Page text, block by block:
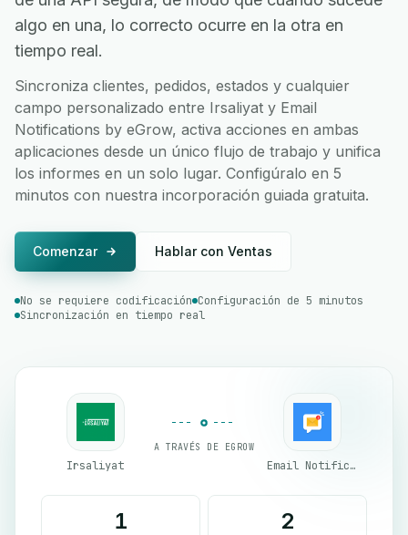
algo en una, lo correcto ocurre en la otra en
tiempo real.
Sincroniza clientes, pedidos, estados y cualquier
campo personalizado entre Irsaliyat y Email
Notifications by eGrow, activa acciones en ambas
aplicaciones desde un único flujo de trabajo y unifica
los informes en un solo lugar. Configúralo en 5
minutos con nuestra incorporación guiada gratuita.
Comenzar Hablar con Ventas
No se requiere codificación Configuración de 5 minutos
Sincronización en tiempo real
Irsaliyat
A TRAVÉS DE EGROW
Email Notifications by eGrow
1 2